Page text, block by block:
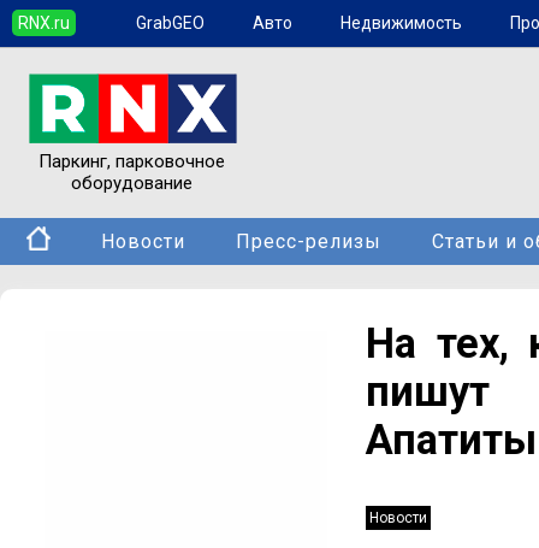
RNX.ru GrabGEO Авто Недвижимость
Паркинг, парковочное
оборудование
Новости Пресс-релизы Статьи и
На тех,
пишут
Апатиты
Новости